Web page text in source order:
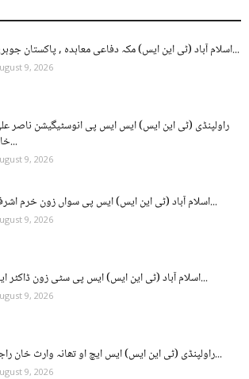
اسلام آباد (ٹی این ایس) مکہ دفاعی معاہدہ , پاکستان جوہری...
9, 2026
راولپنڈی (ٹی این ایس) ایس ایس پی انوسٹیگیشن ناصر
خان...
9, 2026
اسلام آباد (ٹی این ایس) ایس پی سواں زون خرم اشرف...
9, 2026
اسلام آباد (ٹی این ایس) ایس پی سٹی زون ڈاکٹر ایاز...
9, 2026
راولپنڈی (ٹی این ایس) ایس ایچ او تھانہ وارث خان راجہ...
9, 2026